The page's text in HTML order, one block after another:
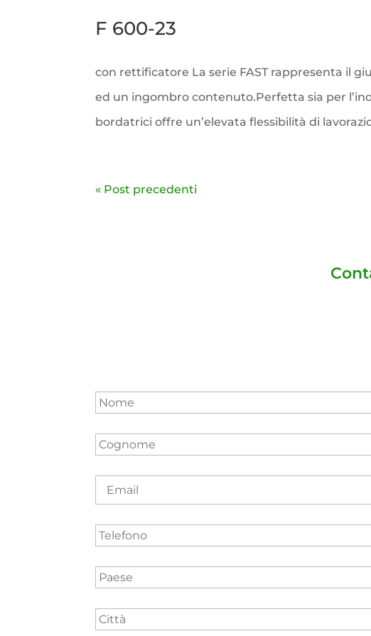
F 600-23
con rettificatore La serie FAST rappresenta il
ed un ingombro contenuto.Perfetta sia per
bordatrici offre un’elevata flessibilità di
« Post precedenti
Nome *
Cognome *
Email
Telefono
Paese *
Città *